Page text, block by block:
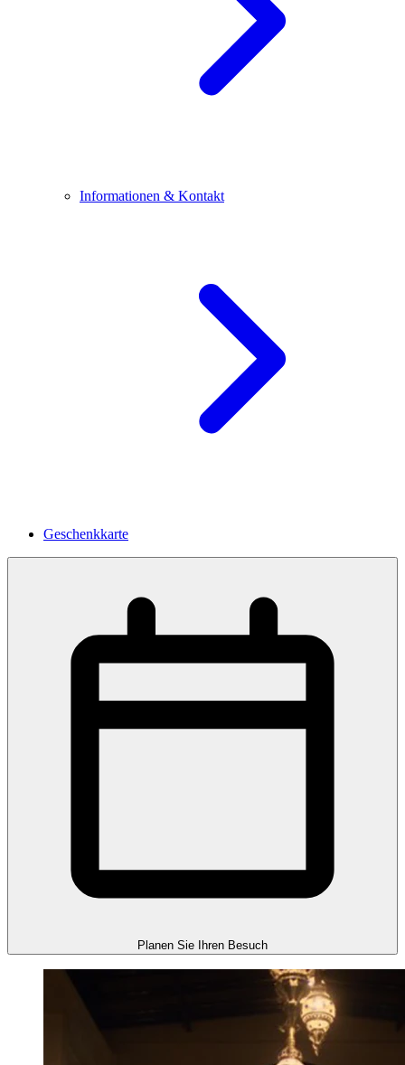
Informationen & Kontakt
Geschenkkarte
Planen Sie Ihren Besuch